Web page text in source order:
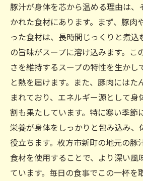
豚汁が身体を芯から温める理由は、
かれた食材にあります。まず、豚肉
った食材は、長時間じっくりと煮込
の旨味がスープに溶け込みます。こ
さを維持するスープの特性を生かし
と熱を届けます。また、豚肉にはた
まれており、エネルギー源として身
割も果たしています。特に寒い季節
栄養が身体をしっかりと包み込み、
役立ちます。枚方市新町の地元の豚
食材を使用することで、より深い風
ています。毎日の食事でこの一杯を